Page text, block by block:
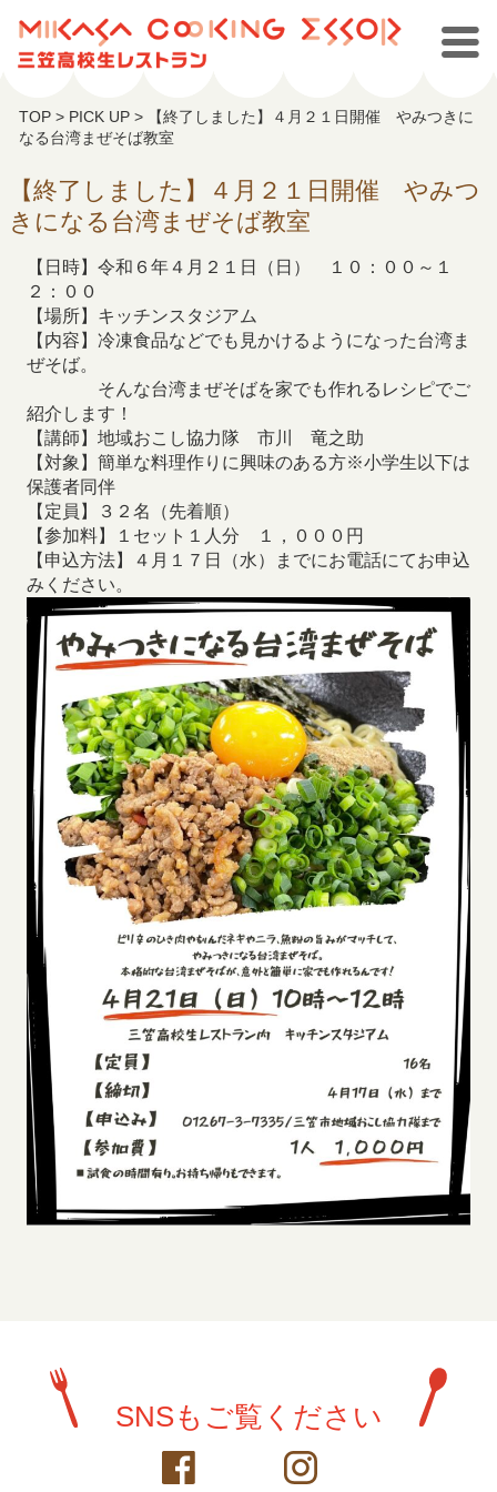
TOP> PICK UP>
【終了しました】４月２１日開催 やみつきに
なる台湾まぜそば教室
【終了しました】４月２１日開催 やみつ
きになる台湾まぜそば教室
【日時】令和６年４月２１日（日） １０：００～１
２：００
【場所】キッチンスタジアム
【内容】冷凍食品などでも見かけるようになった台湾ま
ぜそば。
そんな台湾まぜそばを家でも作れるレシピでご
紹介します！
【講師】地域おこし協力隊 市川 竜之助
【対象】簡単な料理作りに興味のある方※小学生以下は
保護者同伴
【定員】３２名（先着順）
【参加料】１セット１人分 １，０００円
【申込方法】４月１７日（水）までにお電話にてお申込
みください。
SNSもご覧ください